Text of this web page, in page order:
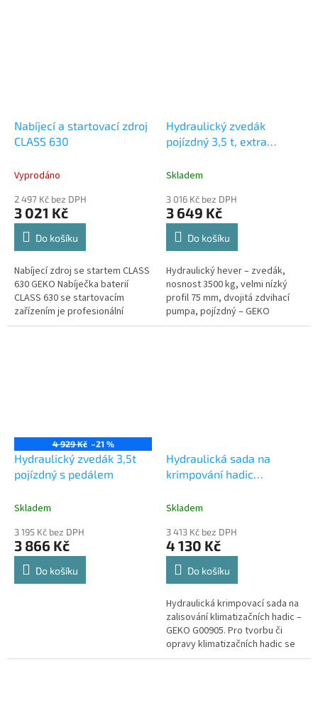
Nabíjecí a startovací zdroj
CLASS 630
Vyprodáno
2 497 Kč bez DPH
3 021 Kč
Do košíku
Nabíjecí zdroj se startem CLASS
630 GEKO Nabíječka baterií
CLASS 630 se startovacím
zařízením je profesionální
zařízení pro nabíjení
Hydraulický zvedák
pojízdný 3,5 t, extra
dvojitá pumpa
Skladem
3 016 Kč bez DPH
3 649 Kč
Do košíku
Hydraulický hever – zvedák,
nosnost 3500 kg, velmi nízký
profil 75 mm, dvojitá zdvihací
pumpa, pojízdný – GEKO
G02197. Bytelný a univerzální
4 929 Kč –21 %
Hydraulický zvedák 3,5t
pojízdný s pedálem
Skladem
3 195 Kč bez DPH
3 866 Kč
Do košíku
Hydraulická sada na
krimpování hadic
Skladem
3 413 Kč bez DPH
4 130 Kč
Do košíku
Hydraulická krimpovací sada na
zalisování klimatizačních hadic –
GEKO G00905. Pro tvorbu či
opravy klimatizačních hadic se
standardním nebo vlastním